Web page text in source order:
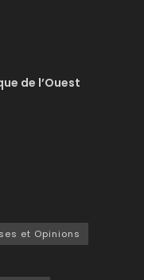
de l’Ouest
et Opinions